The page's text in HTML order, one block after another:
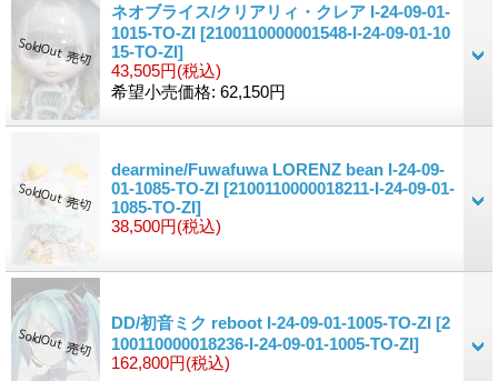
ネオブライス/クリアリィ・クレア I-24-09-01-
1015-TO-ZI [2100110000001548-I-24-09-01-10
15-TO-ZI]
43,505円(税込)
希望小売価格: 62,150円
dearmine/Fuwafuwa LORENZ bean I-24-09-
01-1085-TO-ZI [2100110000018211-I-24-09-01-
1085-TO-ZI]
38,500円(税込)
DD/初音ミク reboot I-24-09-01-1005-TO-ZI [2
100110000018236-I-24-09-01-1005-TO-ZI]
162,800円(税込)